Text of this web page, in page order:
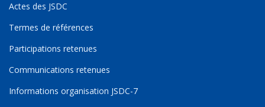
Actes des JSDC
Termes de références
Participations retenues
Communications retenues
Informations organisation JSDC-7